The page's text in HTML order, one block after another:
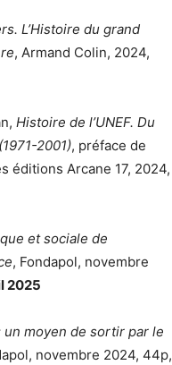
L’Histoire du grand
, Armand Colin, 2024,
Histoire de l’UNEF. Du
2001), préface de
éditions Arcane 17, 2024,
et sociale de
, Fondapol, novembre
2025
un moyen de sortir par le
novembre 2024, 44p,